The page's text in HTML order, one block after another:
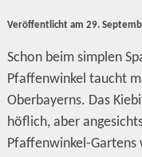
Veröffentlicht am 29.
Schon beim simplen
Pfaffenwinkel taucht
Oberbayerns. Das
höflich, aber
Pfaffenwinkel-Gartens